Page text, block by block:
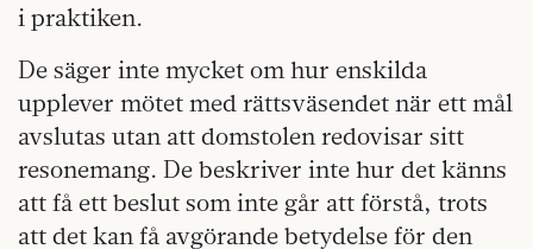
i praktiken.
De säger inte mycket om hur enskilda
upplever mötet med rättsväsendet när ett mål
avslutas utan att domstolen redovisar sitt
resonemang. De beskriver inte hur det känns
att få ett beslut som inte går att förstå, trots
att det kan få avgörande betydelse för den